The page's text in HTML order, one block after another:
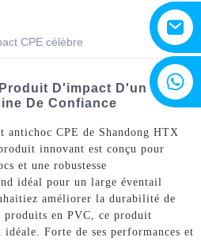
CPE célèbre
Produit D'impact D'un
De Confiance
antichoc CPE de Shandong HTX
innovant est conçu pour
et une robustesse
idéal pour un large éventail
améliorer la durabilité de
produits en PVC, ce produit
Forte de ses performances et